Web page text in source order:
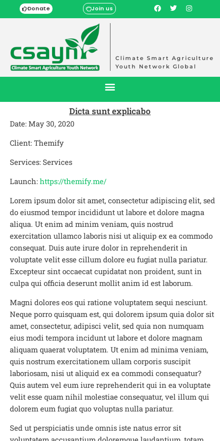
Donate Join us
Climate Smart Agriculture
Youth Network Global
Dicta sunt explicabo
Date: May 30, 2020
Client: Themify
Services: Services
Launch: https://themify.me/
Lorem ipsum dolor sit amet, consectetur adipiscing elit, sed
do eiusmod tempor incididunt ut labore et dolore magna
aliqua. Ut enim ad minim veniam, quis nostrud
exercitation ullamco laboris nisi ut aliquip ex ea commodo
consequat. Duis aute irure dolor in reprehenderit in
voluptate velit esse cillum dolore eu fugiat nulla pariatur.
Excepteur sint occaecat cupidatat non proident, sunt in
culpa qui officia deserunt mollit anim id est laborum.
Magni dolores eos qui ratione voluptatem sequi nesciunt.
Neque porro quisquam est, qui dolorem ipsum quia dolor sit
amet, consectetur, adipisci velit, sed quia non numquam
eius modi tempora incidunt ut labore et dolore magnam
aliquam quaerat voluptatem. Ut enim ad minima veniam,
quis nostrum exercitationem ullam corporis suscipit
laboriosam, nisi ut aliquid ex ea commodi consequatur?
Quis autem vel eum iure reprehenderit qui in ea voluptate
velit esse quam nihil molestiae consequatur, vel illum qui
dolorem eum fugiat quo voluptas nulla pariatur.
Sed ut perspiciatis unde omnis iste natus error sit